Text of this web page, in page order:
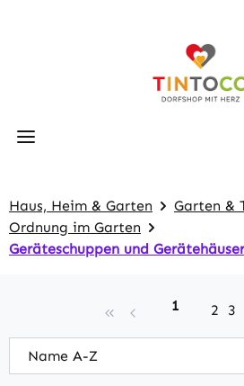
Haus, Heim & Garten
Garten &
Ordnung im Garten
Geräteschuppen und Gerätehäuser
Seite
1 Seite
2 3